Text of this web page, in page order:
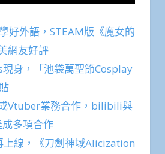
好外語，STEAM版《魔女的
網友好評
身，「池袋萬聖節Cosplay
Vtuber業務合作，bilibili與
成多項合作
上線，《刀劍神域Alicization